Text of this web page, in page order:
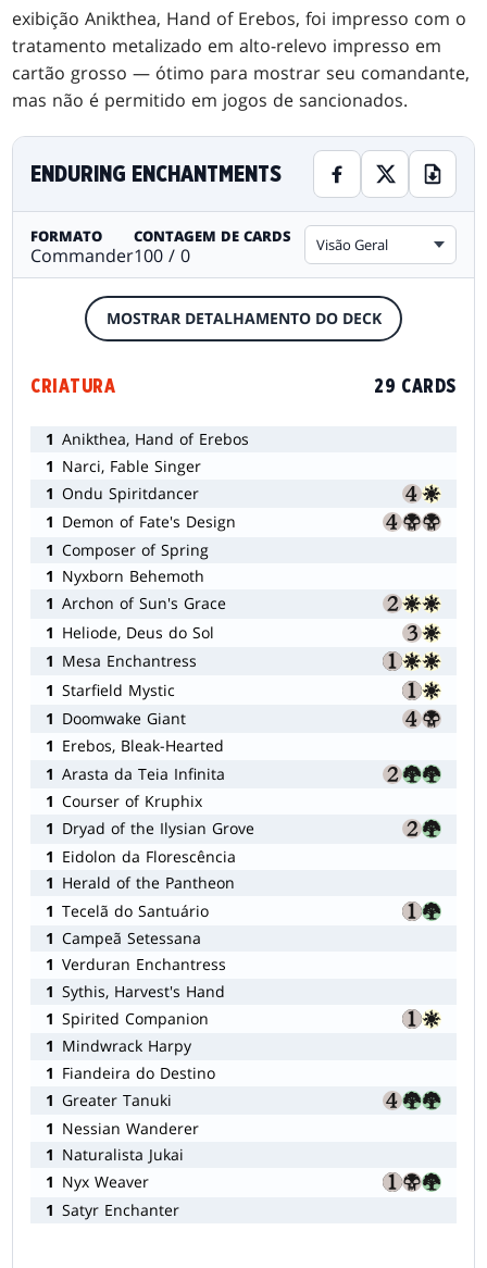
exibição Anikthea, Hand of Erebos, foi impresso com o
tratamento metalizado em alto-relevo impresso em
cartão grosso — ótimo para mostrar seu comandante,
mas não é permitido em jogos de sancionados.
ENDURING ENCHANTMENTS
FORMATO
Commander
CONTAGEM DE CARDS
100 / 0 Visão Geral
MOSTRAR DETALHAMENTO DO DECK
CRIATURA 29 CARDS
1 Anikthea, Hand of Erebos
1 Narci, Fable Singer
1 Ondu Spiritdancer
1 Demon of Fate's Design
1 Composer of Spring
1 Nyxborn Behemoth
1 Archon of Sun's Grace
1 Heliode, Deus do Sol
1 Mesa Enchantress
1 Starfield Mystic
1 Doomwake Giant
1 Erebos, Bleak-Hearted
1 Arasta da Teia Infinita
1 Courser of Kruphix
1 Dryad of the Ilysian Grove
1 Eidolon da Florescência
1 Herald of the Pantheon
1 Tecelã do Santuário
1 Campeã Setessana
1 Verduran Enchantress
1 Sythis, Harvest's Hand
1 Spirited Companion
1 Mindwrack Harpy
1 Fiandeira do Destino
1 Greater Tanuki
1 Nessian Wanderer
1 Naturalista Jukai
1 Nyx Weaver
1 Satyr Enchanter